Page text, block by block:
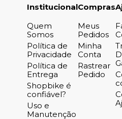
Institucional
Quem
Somos
Política de
Privacidade
Política de
Entrega
Shopbike é
confiável?
Uso e
Manutenção
Compras
Meus
Pedidos
Minha
Conta
Rastrear
Pedido